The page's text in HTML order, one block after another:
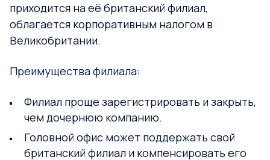
приходится на её британский филиал,
облагается корпоративным налогом в
Великобритании.
Преимущества филиала:
Филиал проще зарегистрировать и закрыть,
чем дочернюю компанию.
Головной офис может поддержать свой
британский филиал и компенсировать его